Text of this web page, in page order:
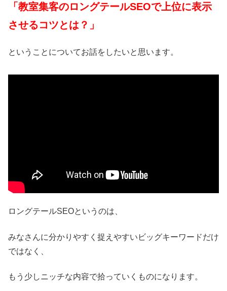
「教室集客のロングテールSEOで上位に表示
させるコツとは？」
ということについてお話をしたいと思います。
ロングテールSEOというのは、
みなさんに分かりやすく捉えやすいビッグキーワードだけ
ではなく、
もう少しニッチな内容で拾っていくものになります。